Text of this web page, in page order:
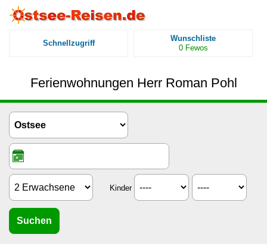
Schnellzugriff
Wunschliste
0 Fewos
Ferienwohnungen Herr Roman Pohl
Kinder